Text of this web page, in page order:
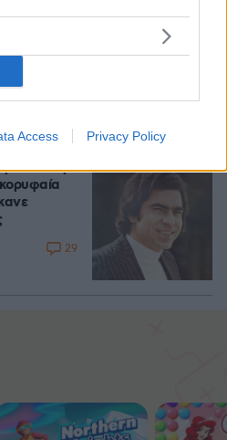
Access Privacy Policy
viral,
λαϊκή
29